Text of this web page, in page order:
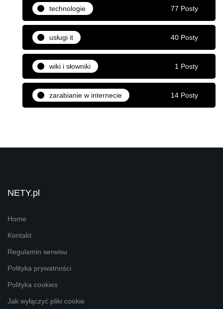
technologie 77 Posty
usługi it 40 Posty
wiki i słowniki 1 Posty
zarabianie w internecie 14 Posty
NETY.pl
Home
Kontakt
Regulamin serwisu
Polityka prywatności
Polityka cookies
Jak wyłączyć pliki cookie